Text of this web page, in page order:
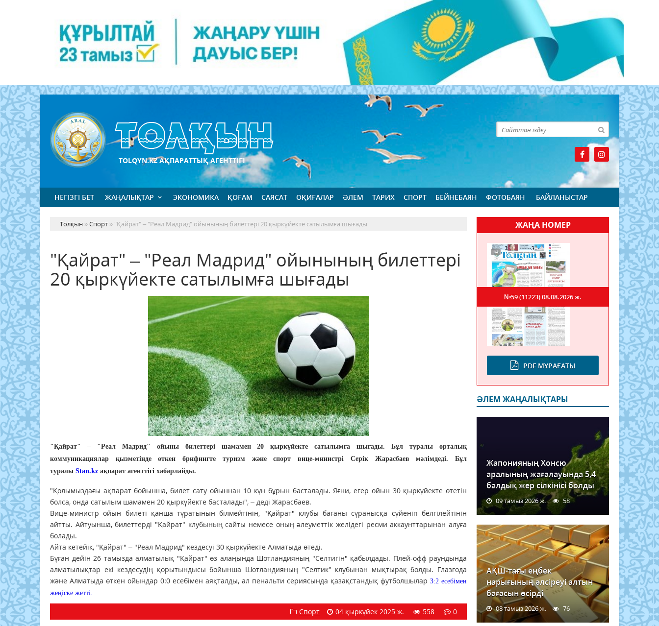
TOLQYN.KZ АҚПАРАТТЫҚ АГЕНТТІГІ
НЕГІЗГІ БЕТ ЖАҢАЛЫҚТАР ЭКОНОМИКА ҚОҒАМ САЯСАТ ОҚИҒАЛАР ӘЛЕМ ТАРИХ СПОРТ БЕЙНЕБАЯН ФОТОБАЯН БАЙЛАНЫСТАР
Толқын »Спорт » "Қайрат" – "Реал Мадрид" ойынының билеттері 20 қыркүйекте сатылымға шығады
"Қайрат" – "Реал Мадрид" ойынының билеттері
20 қыркүйекте сатылымға шығады
"Қайрат" – "Реал Мадрид" ойыны билеттері шамамен 20 қыркүйекте сатылымға шығады. Бұл туралы орталық
коммуникациялар қызметінде өткен брифингте туризм және спорт вице-министрі Серік Жарасбаев мәлімдеді. Бұл
туралы Stan.kz ақпарат агенттігі хабарлайды.
"Қолымыздағы ақпарат бойынша, билет сату ойыннан 10 күн бұрын басталады. Яғни, егер ойын 30 қыркүйекте өтетін
болса, онда сатылым шамамен 20 қыркүйекте басталады", – деді Жарасбаев.
Вице-министр ойын билеті қанша тұратынын білмейтінін, "Қайрат" клубы бағаны сұранысқа сүйеніп белгілейтінін
айтты. Айтуынша, билеттерді "Қайрат" клубының сайты немесе оның әлеуметтік желідегі ресми аккаунттарынан алуға
болады.
Айта кетейік, "Қайрат" – "Реал Мадрид" кездесуі 30 қыркүйекте Алматыда өтеді.
Бұған дейін 26 тамызда алматылық "Қайрат" өз алаңында Шотландияның "Селтигін" қабылдады. Плей-офф раундында
алматылықтар екі кездесудің қорытындысы бойынша Шотландияның "Селтик" клубынан мықтырақ болды. Глазгода
және Алматыда өткен ойындар 0:0 есебімен аяқталды, ал пенальти сериясында қазақстандық футболшылар 3:2 есебімен
жеңіске жетті.
Спорт 04 қыркүйек 2025 ж. 558 0
ЖАҢА НОМЕР
PDF МҰРАҒАТЫ
№59 (11223)08.08.2026 ж.
ӘЛЕМ ЖАҢАЛЫҚТАРЫ
Жапонияның Хонсю
аралының жағалауында 5,4
балдық жер сілкінісі болды
09 тамыз 2026 ж. 58
АҚШ-тағы еңбек
нарығының әлсіреуі алтын
бағасын өсірді
08 тамыз 2026 ж. 76